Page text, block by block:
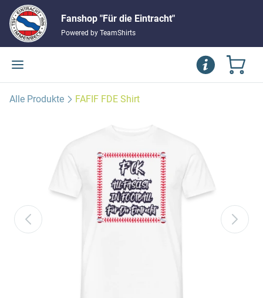
Fanshop "Für die Eintracht"
Powered by TeamShirts
Alle Produkte FAFIF FDE Shirt